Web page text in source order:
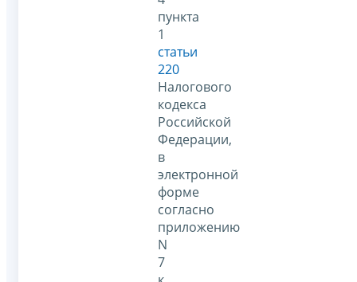
пункта
1
статьи
220
Налогового
кодекса
Российской
Федерации,
в
электронной
форме
согласно
приложению
N
7